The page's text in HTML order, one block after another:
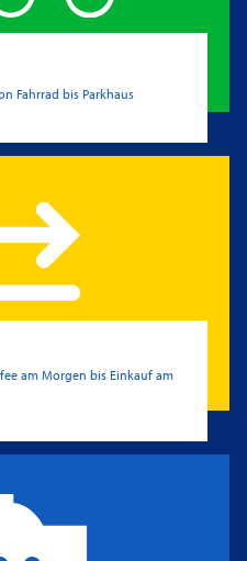
Fahrrad bis Parkhaus
am Morgen bis Einkauf am